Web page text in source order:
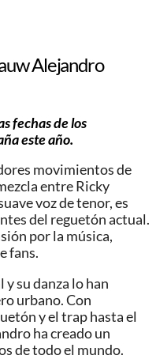
Alejandro
fechas de los
este año.
movimientos de
entre Ricky
voz de tenor, es
del reguetón actual.
por la música,
fans.
su danza lo han
urbano. Con
y el trap hasta el
ha creado un
de todo el mundo.